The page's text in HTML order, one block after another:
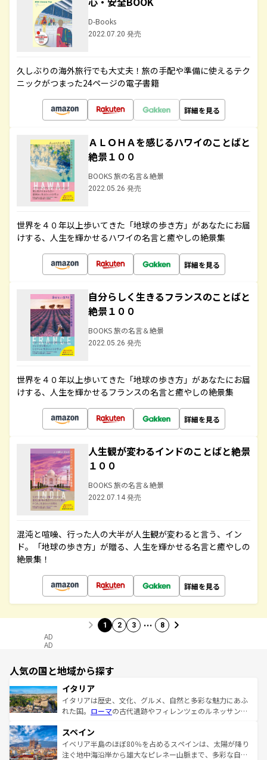
D-Books
2022.07.20 発売
久しぶりの海外旅行でも大丈夫！旅の手配や準備に使えるテク
ニックがつまった24ページの電子書籍
詳細を見る
ＡＬＯＨＡを感じるハワイのことばと
絶景１００
BOOKS 旅の名言＆絶景
2022.05.26 発売
世界を４０年以上歩いてきた「地球の歩き方」があなたにお届
けする、人生を輝かせるハワイの名言と癒やしの絶景集
詳細を見る
自分らしく生きるフランスのことばと
絶景１００
BOOKS 旅の名言＆絶景
2022.05.26 発売
世界を４０年以上歩いてきた「地球の歩き方」があなたにお届
けする、人生を輝かせるフランスの名言と癒やしの絶景集
詳細を見る
人生観が変わるインドのことばと絶景
１００
BOOKS 旅の名言＆絶景
2022.07.14 発売
混沌と喧噪、行った人の大半が人生観が変わると言う、イン
ド。「地球の歩き方」が贈る、人生を輝かせる名言と癒やしの
絶景集！
詳細を見る
1 2 3 … 8
AD
AD
人気の国と地域から探す
イタリア
イタリアは歴史、文化、グルメ、自然と多彩な魅力にあふ
れた国。 ローマの古代遺跡やフィレンツェのルネッサンス
ろん、トスカーナの美しい田園風景やアマルフィ海岸の絶
景など、自然景観も見逃せない。観光の合間には、本場の
ピザやパスタなど、絶品のイタリア料理を堪能することも
スペイン
イベリア半島のほぼ80％を占めるスペインは、太陽が降り
注ぐ地中海沿岸から雄大なピレネー山脈まで、多彩な自然